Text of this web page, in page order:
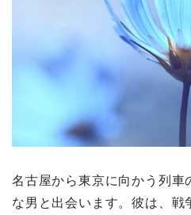
名古屋から東京に向かう列車
な男と出会います。彼は、戦